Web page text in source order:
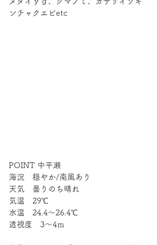
ンチャクエビetc
POINT 中平瀬
海況　穏やか/南風あり
天気　曇りのち晴れ
気温　29℃
水温　24.4～26.4℃
透視度　3～4ｍ